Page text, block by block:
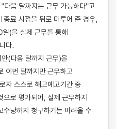
음 달까지는 근무 가능하다"고
종료 시점을 뒤로 미루어 준 경우,
)을 실제 근무를 통해
다.
(다음 달까지 근무)을
이번 달까지만 근무하고
자 스스로 해고예고기간 중
로 평가되어, 실제 근무하지
수당까지 청구하기는 어려울 수